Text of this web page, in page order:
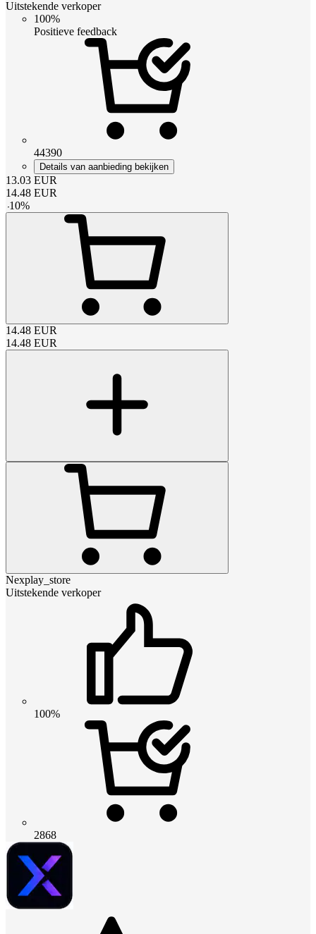
Uitstekende verkoper
100%
Positieve feedback
44390
Details van aanbieding bekijken
13.03 EUR
14.48 EUR
-10%
14.48 EUR
14.48 EUR
Nexplay_store
Uitstekende verkoper
100%
2868